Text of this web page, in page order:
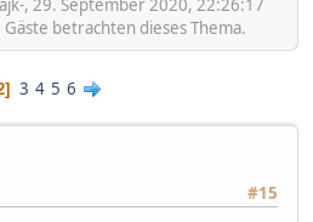
betrachten dieses Thema.
3 4 5 6
#15